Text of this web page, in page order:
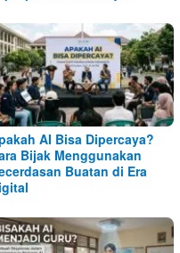
AI Bisa Dipercaya?
Bijak Menggunakan
Buatan di Era